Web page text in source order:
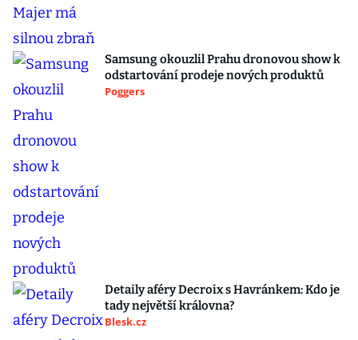
Samsung okouzlil Prahu dronovou show k
odstartování prodeje nových produktů
Poggers
Detaily aféry Decroix s Havránkem: Kdo je
tady největší královna?
Blesk.cz